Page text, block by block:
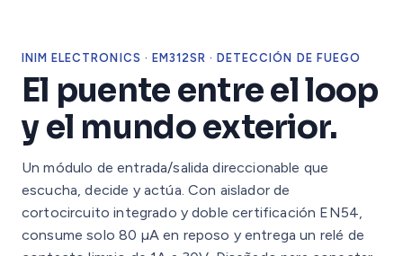
INIM ELECTRONICS · EM312SR · DETECCIÓN DE FUEGO
El puente entre el loop
y el mundo exterior.
Un módulo de entrada/salida direccionable que
escucha, decide y actúa. Con aislador de
cortocircuito integrado y doble certificación EN54,
consume solo 80 µA en reposo y entrega un relé de